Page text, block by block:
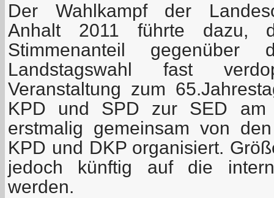
Der Wahlkampf der
Anhalt 2011 führte dazu,
Stimmenanteil gegenüber
Landstagswahl fast
Veranstaltung zum
KPD und SPD zur SED
erstmalig gemeinsam von
KPD und DKP organisiert.
jedoch künftig auf die
werden.